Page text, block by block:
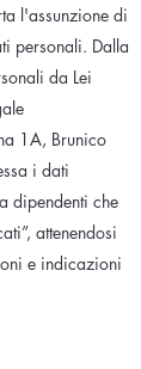
l'assunzione di
personali. Dalla
da Lei
1A, Brunico
i dati
dipendenti che
attenendosi
e indicazioni